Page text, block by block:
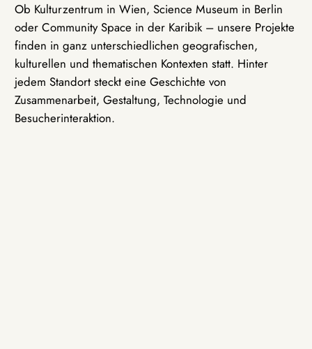
Ob Kulturzentrum in Wien, Science Museum in Berlin
oder Community Space in der Karibik – unsere Projekte
finden in ganz unterschiedlichen geografischen,
kulturellen und thematischen Kontexten statt. Hinter
jedem Standort steckt eine Geschichte von
Zusammenarbeit, Gestaltung, Technologie und
Besucherinteraktion.